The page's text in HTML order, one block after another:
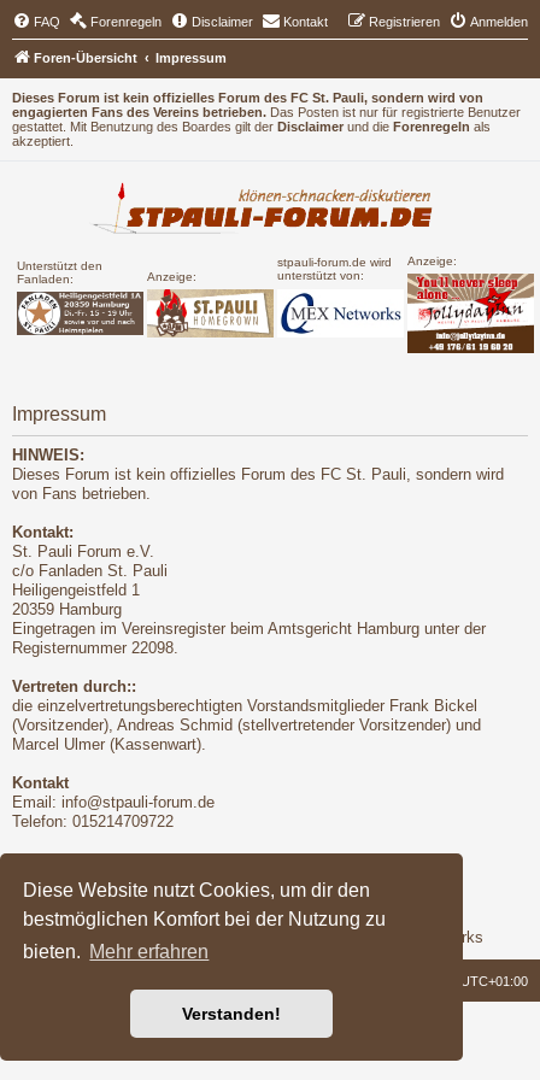
Diese Website nutzt Cookies, um dir den
bestmöglichen Komfort bei der Nutzung zu
bieten. Mehr erfahren
Verstanden!
Dieses Forum ist kein offizielles Forum des FC St. Pauli, sondern wird von
engagierten Fans des Vereins betrieben. Das Posten ist nur für registrierte Benutzer
gestattet. Mit Benutzung des Boardes gilt der Disclaimer und die Forenregeln als
akzeptiert.
Unterstützt den
Fanladen:
Anzeige:
stpauli-forum.de wird
unterstützt von:
Anzeige:
FAQ Forenregeln Disclaimer Kontakt Anmelden
Registrieren
Foren-Übersicht Impressum
Impressum
HINWEIS:
Dieses Forum ist kein offizielles Forum des FC St. Pauli, sondern wird
von Fans betrieben.
Kontakt:
St. Pauli Forum e.V.
c/o Fanladen St. Pauli
Heiligengeistfeld 1
20359 Hamburg
Eingetragen im Vereinsregister beim Amtsgericht Hamburg unter der
Registernummer 22098.
Vertreten durch::
die einzelvertretungsberechtigten Vorstandsmitglieder Frank Bickel
(Vorsitzender), Andreas Schmid (stellvertretender Vorsitzender) und
Marcel Ulmer (Kassenwart).
Kontakt
Email: info@stpauli-forum.de
Telefon: 015214709722
Hinsichtlich der Nutzungsbedingungen gilt unser Disclaimer
Support
Das Forum wird freundlicherweise unterstützt von Q-MEX Networks
UTC+01:00
Powered byphpBB® Forum Software © phpBB Limited